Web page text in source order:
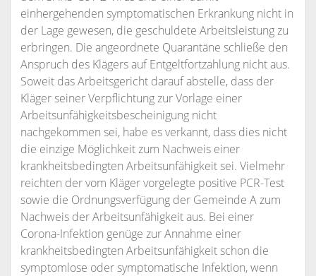
einhergehenden symptomatischen Erkrankung nicht in
der Lage gewesen, die geschuldete Arbeitsleistung zu
erbringen. Die angeordnete Quarantäne schließe den
Anspruch des Klägers auf Entgeltfortzahlung nicht aus.
Soweit das Arbeitsgericht darauf abstelle, dass der
Kläger seiner Verpflichtung zur Vorlage einer
Arbeitsunfähigkeitsbescheinigung nicht
nachgekommen sei, habe es verkannt, dass dies nicht
die einzige Möglichkeit zum Nachweis einer
krankheitsbedingten Arbeitsunfähigkeit sei. Vielmehr
reichten der vom Kläger vorgelegte positive PCR-Test
sowie die Ordnungsverfügung der Gemeinde A zum
Nachweis der Arbeitsunfähigkeit aus. Bei einer
Corona-Infektion genüge zur Annahme einer
krankheitsbedingten Arbeitsunfähigkeit schon die
symptomlose oder symptomatische Infektion, wenn